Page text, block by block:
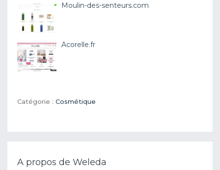
Moulin-des-senteurs.com
Acorelle.fr
Catégorie : Cosmétique
A propos de Weleda